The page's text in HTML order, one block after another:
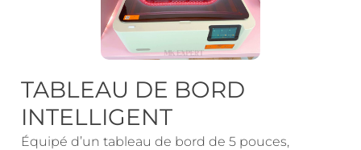
TABLEAU DE BORD
INTELLIGENT
Équipé d’un tableau de bord de 5 pouces,